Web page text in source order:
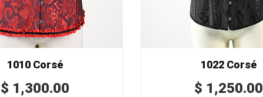
1010 Corsé
$ 1,300.00
1022 Corsé
$ 1,250.00